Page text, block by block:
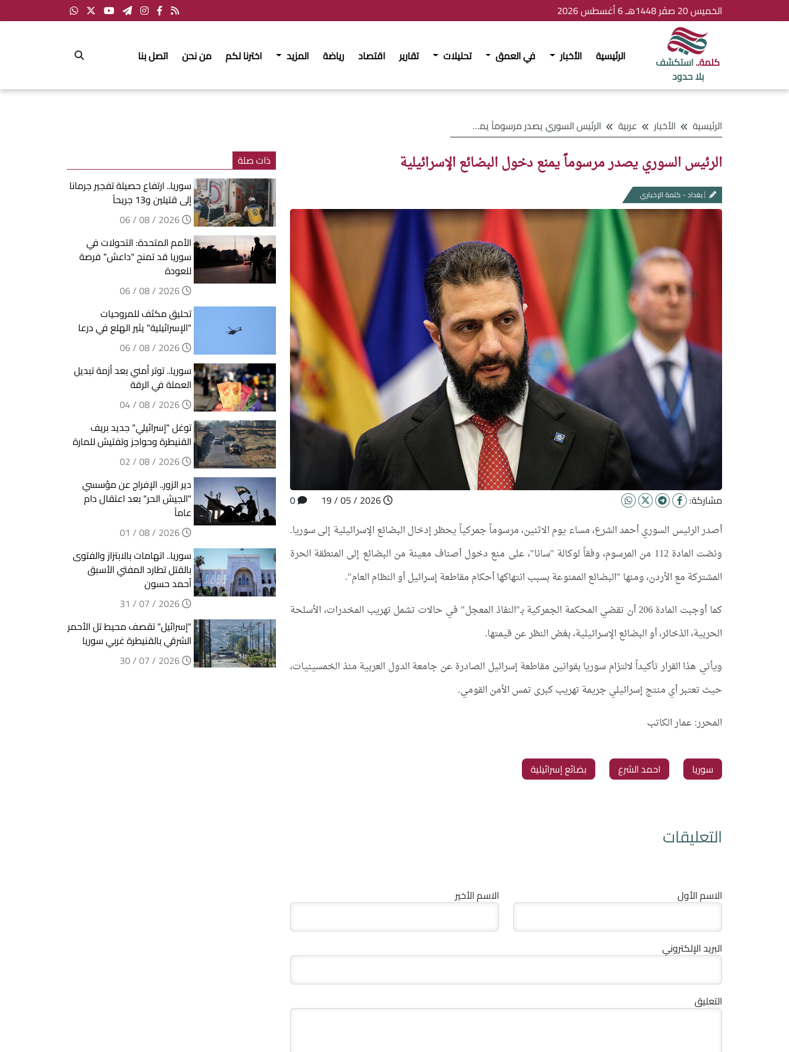
الخميس 20 صفَر 1448هـ 6 أغسطس 2026
كلمة..استكشف
بلا حدود
الرئيسية الأخبار في العمق تحليلات تقارير اقتصاد رياضة المزيد اخترنا لكم من نحن اتصل بنا
الرئيسية الأخبار عربية الرئيس السوري يصدر مرسوماً يمنع دخول البضائع الإسرائيلية
الرئيس السوري يصدر مرسوماً يمنع دخول البضائع الإسرائيلية
بغداد - كلمة الإخباري
مشاركة:
أصدر الرئيس السوري أحمد الشرع، مساء يوم الاثنين، مرسوماً جمركياً يحظر إدخال البضائع الإسرائيلية إلى سوريا.
ونصّت المادة 112 من المرسوم، وفقاً لوكالة "سانا"، على منع دخول أصناف معينة من البضائع إلى المنطقة الحرة
المشتركة مع الأردن، ومنها "البضائع الممنوعة بسبب انتهاكها أحكام مقاطعة إسرائيل أو النظام العام".
كما أوجبت المادة 206 أن تقضي المحكمة الجمركية بـ"النفاذ المعجل" في حالات تشمل تهريب المخدرات، الأسلحة
الحربية، الذخائر، أو البضائع الإسرائيلية، بغض النظر عن قيمتها.
ويأتي هذا القرار تأكيداً لالتزام سوريا بقوانين مقاطعة إسرائيل الصادرة عن جامعة الدول العربية منذ الخمسينيات،
حيث تعتبر أي منتج إسرائيلي جريمة تهريب كبرى تمس الأمن القومي.
المحرر: عمار الكاتب
سوريا احمد الشرع بضائع إسرائيلية
التعليقات
الاسم الأول الاسم الأخير
البريد الإلكتروني
التعليق
ذات صلة
سوريا.. ارتفاع حصيلة تفجير جرمانا
إلى قتيلين و13 جريحاً
الأمم المتحدة: التحولات في
سوريا قد تمنح "داعش" فرصة
للعودة
تحليق مكثف للمروحيات
"الإسرائيلية" يثير الهلع في درعا
سوريا.. توتر أمني بعد أزمة تبديل
العملة في الرقة
توغل "إسرائيلي" جديد بريف
القنيطرة وحواجز وتفتيش للمارة
دير الزور.. الإفراج عن مؤسسي
"الجيش الحر" بعد اعتقال دام
عاماً
سوريا.. اتهامات بالابتزاز والفتوى
بالقتل تطارد المفتي الأسبق
أحمد حسون
"إسرائيل" تقصف محيط تل الأحمر
الشرقي بالقنيطرة غربي سوريا